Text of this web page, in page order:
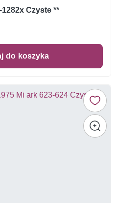
Czyste **
do koszyka